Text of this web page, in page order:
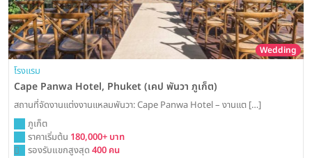
Wedding
โรงแรม
Cape Panwa Hotel, Phuket (เคป พันวา ภูเก็ต)
สถานที่จัดงานแต่งงานแหลมพันวา: Cape Panwa Hotel – งานแต […]
ภูเก็ต
ราคาเริ่มต้น 180,000+ บาท
รองรับแขกสูงสุด 400 คน